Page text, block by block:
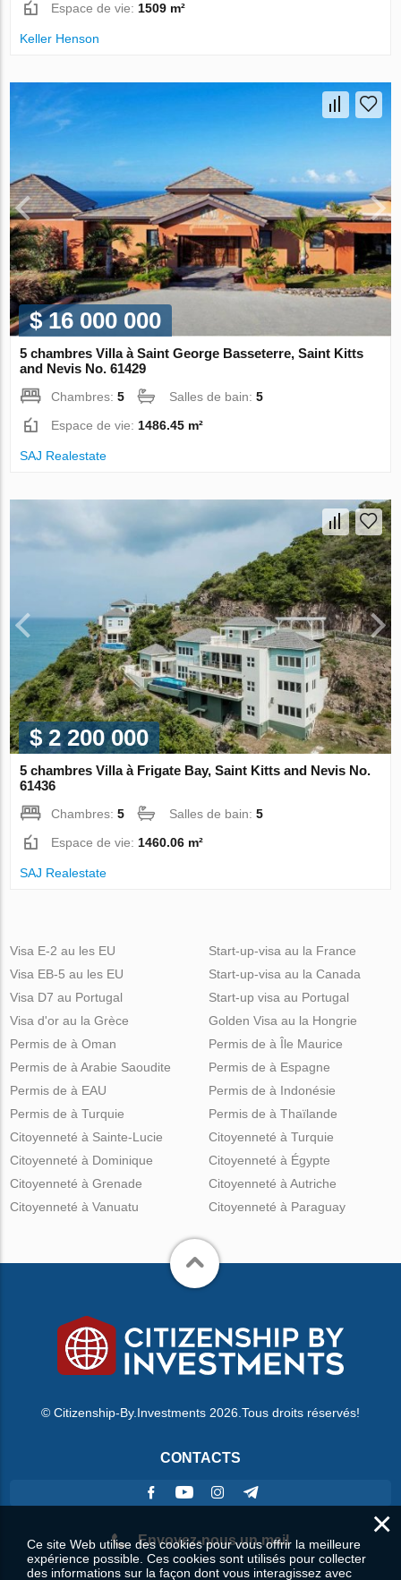
Espace de vie: 1509 m²
Keller Henson
$ 16 000 000
5 chambres Villa à Saint George Basseterre, Saint Kitts
and Nevis No. 61429
Chambres:5 Salles de bain:5
Espace de vie: 1486.45 m²
SAJ Realestate
$ 2 200 000
5 chambres Villa à Frigate Bay, Saint Kitts and Nevis No.
61436
Chambres:5 Salles de bain:5
Espace de vie: 1460.06 m²
SAJ Realestate
Visa E-2 au les EU
Visa EB-5 au les EU
Visa D7 au Portugal
Visa d'or au la Grèce
Start-up-visa au la France
Start-up-visa au la Canada
Start-up visa au Portugal
Golden Visa au la Hongrie
Permis de à Oman
Permis de à Arabie Saoudite
Permis de à EAU
Permis de à Turquie
Permis de à Île Maurice
Permis de à Espagne
Permis de à Indonésie
Permis de à Thaïlande
Citoyenneté à Sainte-Lucie
Citoyenneté à Dominique
Citoyenneté à Grenade
Citoyenneté à Vanuatu
Citoyenneté à Turquie
Citoyenneté à Égypte
Citoyenneté à Autriche
Citoyenneté à Paraguay
© Citizenship-By.Investments 2026.Tous droits réservés!
CONTACTS
Envoyez-nous un mail ×
Ce site Web utilise des cookies pour vous offrir la meilleure
expérience possible. Ces cookies sont utilisés pour collecter
des informations sur la façon dont vous interagissez avec